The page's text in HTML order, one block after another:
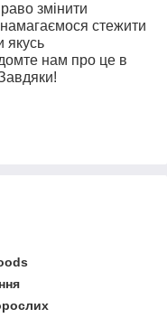
змінити
стежити
якусь
нам про це в